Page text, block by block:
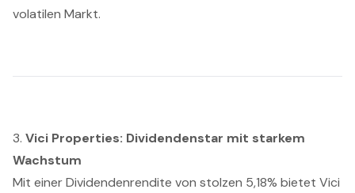
volatilen Markt.
3. Vici Properties: Dividendenstar mit starkem
Wachstum
Mit einer Dividendenrendite von stolzen 5,18% bietet Vici